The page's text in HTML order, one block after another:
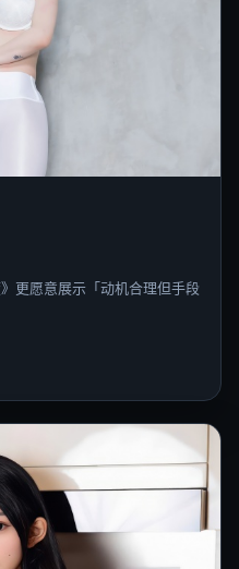
更愿意展示「动机合理但手段